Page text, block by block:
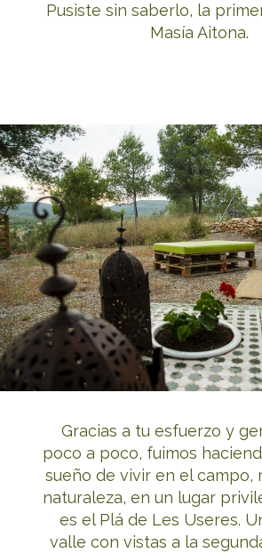
Pusiste sin saberlo, la
Masía Aitona.
Gracias a tu esfuerzo y
poco a poco, fuimos
sueño de vivir en el campo,
naturaleza, en un lugar
es el Plá de Les Useres.
valle con vistas a la